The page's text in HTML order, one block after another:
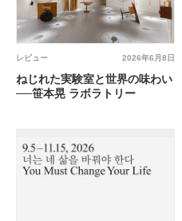
2026年6月8日
レビュー
ねじれた実験室と世界の味わい
──笹本晃 ラボラトリー